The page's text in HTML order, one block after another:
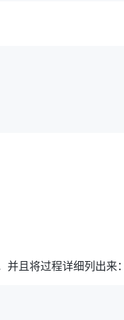
并且将过程详细列出来